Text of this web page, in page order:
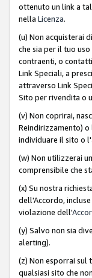
ottenuto un link a
nella Licenza.
(u) Non acquisterai
che sia per il tuo
contraenti, o
Link Speciali, a
attraverso Link
Sito per rivendita o
(v) Non coprirai,
Reindirizzamento)
individuare il sito o
(w) Non utilizzerai
comprensibile che
(x) Su nostra
dell'Accordo,
violazione dell'
(y) Salvo non sia
alerting).
(z) Non esporrai
qualsiasi sito che